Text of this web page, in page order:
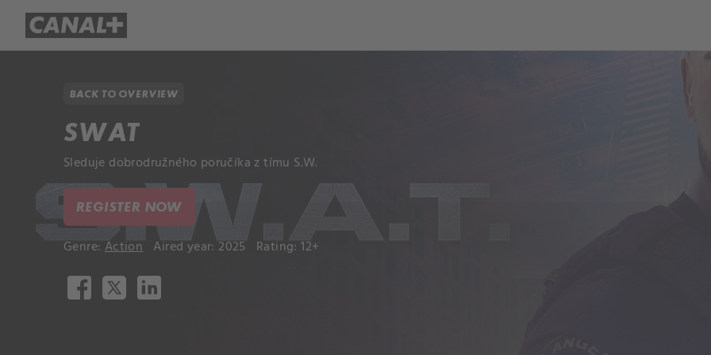
BACK TO OVERVIEW
SWAT
Sleduje dobrodružného poručíka z tímu S.W.
REGISTER NOW
Genre: Action Aired year: 2025 Rating: 12+